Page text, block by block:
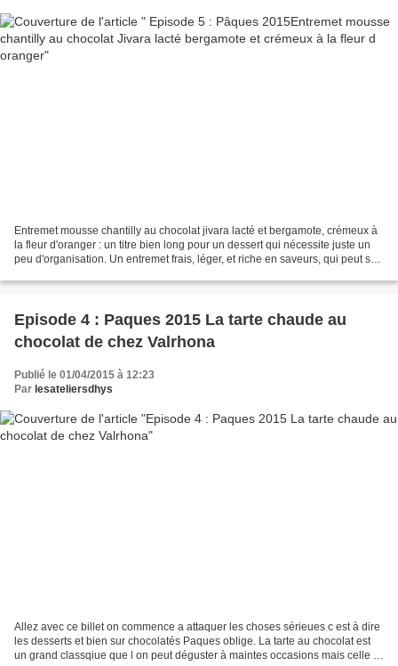
Entremet mousse chantilly au chocolat jivara lacté et bergamote, crémeux à
la fleur d'oranger : un titre bien long pour un dessert qui nécessite juste un
peu d'organisation. Un entremet frais, léger, et riche en saveurs, qui peut se
Episode 4 : Paques 2015 La tarte chaude au
chocolat de chez Valrhona
Publié le 01/04/2015 à 12:23
Par lesateliersdhys
Allez avec ce billet on commence a attaquer les choses sérieues c est à dire
les desserts et bien sur chocolatés Paques oblige. La tarte au chocolat est
un grand classqiue que l on peut déguster à maintes occasions mais celle ci